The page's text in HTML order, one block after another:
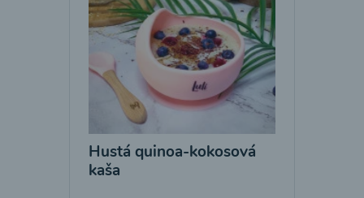
Hustá quinoa-kokosová
kaša